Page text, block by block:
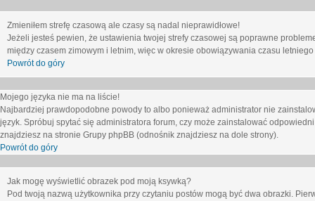
Zmieniłem strefę czasową ale czasy są nadal nieprawidłowe!
Jeżeli jesteś pewien, że ustawienia twojej strefy czasowej są poprawne
między czasem zimowym i letnim, więc w okresie obowiązywania czasu
Powrót do góry
Mojego języka nie ma na liście!
Najbardziej prawdopodobne powody to albo ponieważ administrator nie
język. Spróbuj spytać się administratora forum, czy może zainstalować
znajdziesz na stronie Grupy phpBB (odnośnik znajdziesz na dole strony).
Powrót do góry
Jak mogę wyświetlić obrazek pod moją ksywką?
Pod twoją nazwą użytkownika przy czytaniu postów mogą być dwa obrazki.